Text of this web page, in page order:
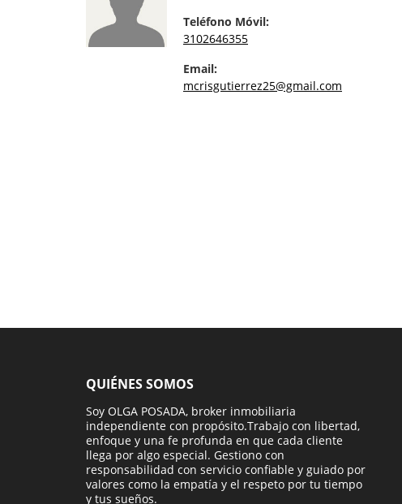
Teléfono Móvil:
3102646355
Email:
mcrisgutierrez25@gmail.com
QUIÉNES SOMOS
Soy OLGA POSADA, broker inmobiliaria
independiente con propósito.Trabajo con libertad,
enfoque y una fe profunda en que cada cliente
llega por algo especial. Gestiono con
responsabilidad con servicio confiable y guiado por
valores como la empatía y el respeto por tu tiempo
y tus sueños.